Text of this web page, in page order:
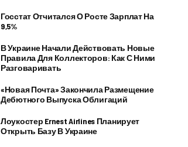
Госстат Отчитался О Росте Зарплат На
9,5%
В Украине Начали Действовать Новые
Правила Для Коллекторов: Как С Ними
Разговаривать
«Новая Почта» Закончила Размещение
Дебютного Выпуска Облигаций
Лоукостер Ernest Airlines Планирует
Открыть Базу В Украине